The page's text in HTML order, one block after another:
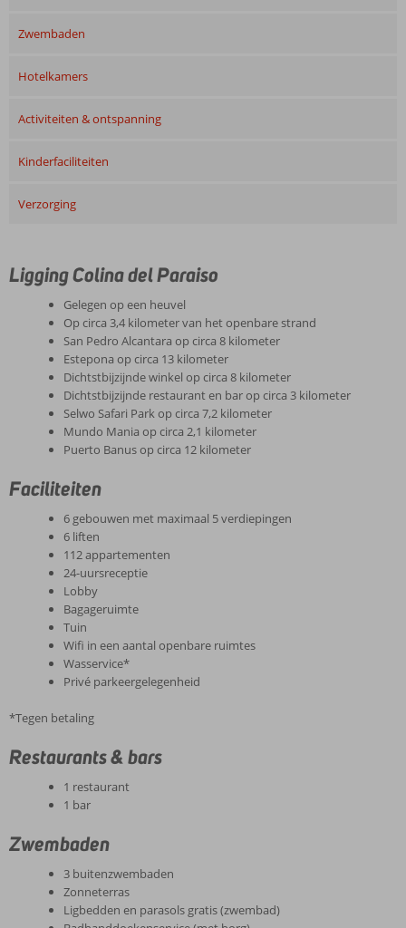
Zwembaden
Hotelkamers
Activiteiten & ontspanning
Kinderfaciliteiten
Verzorging
Ligging Colina del Paraiso
Gelegen op een heuvel
Op circa 3,4 kilometer van het openbare strand
San Pedro Alcantara op circa 8 kilometer
Estepona op circa 13 kilometer
Dichtstbijzijnde winkel op circa 8 kilometer
Dichtstbijzijnde restaurant en bar op circa 3 kilometer
Selwo Safari Park op circa 7,2 kilometer
Mundo Mania op circa 2,1 kilometer
Puerto Banus op circa 12 kilometer
Faciliteiten
6 gebouwen met maximaal 5 verdiepingen
6 liften
112 appartementen
24-uursreceptie
Lobby
Bagageruimte
Tuin
Wifi in een aantal openbare ruimtes
Wasservice*
Privé parkeergelegenheid
*Tegen betaling
Restaurants & bars
1 restaurant
1 bar
Zwembaden
3 buitenzwembaden
Zonneterras
Ligbedden en parasols gratis (zwembad)